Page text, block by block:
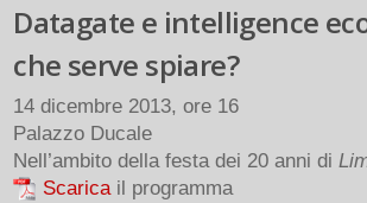
Datagate e intelligence
che serve spiare?
14 dicembre 2013, ore 16
Palazzo Ducale
Nell’ambito della festa dei 20 anni di
Scarica il programma